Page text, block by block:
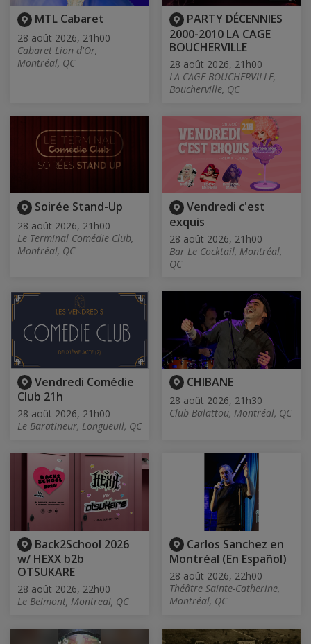
MTL Cabaret
28 août 2026, 21h00
Cabaret Lion d'Or,
Montréal, QC
PARTY DÉCENNIES
2000-2010 LA CAGE
BOUCHERVILLE
28 août 2026, 21h00
LA CAGE BOUCHERVILLE,
Boucherville, QC
Soirée Stand-Up
28 août 2026, 21h00
Le Terminal Comédie Club,
Montréal, QC
Vendredi c'est
exquis
28 août 2026, 21h00
Bar Le Cocktail, Montréal,
QC
Vendredi Comédie
Club 21h
28 août 2026, 21h00
Le Baratineur, Longueuil, QC
CHIBANE
28 août 2026, 21h30
Club Balattou, Montréal, QC
Back2School 2026
w/ HEXX b2b
OTSUKARE
28 août 2026, 22h00
Le Belmont, Montreal, QC
Carlos Sanchez en
Montréal (En Español)
28 août 2026, 22h00
Théâtre Sainte-Catherine,
Montréal, QC